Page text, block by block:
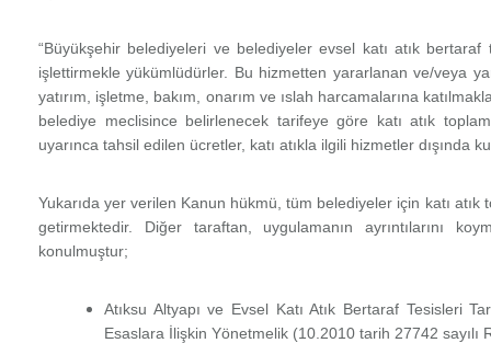
“Büyükşehir belediyeleri ve belediyeler evsel katı atık
işlettirmekle yükümlüdürler. Bu hizmetten yararlanan ve/veya
yatırım, işletme, bakım, onarım ve ıslah harcamalarına
belediye meclisince belirlenecek tarifeye göre katı atık
uyarınca tahsil edilen ücretler, katı atıkla ilgili hizmetler dışında
Yukarıda yer verilen Kanun hükmü, tüm belediyeler için katı
getirmektedir. Diğer taraftan, uygulamanın ayrıntılarını
konulmuştur;
Atıksu Altyapı ve Evsel Katı Atık Bertaraf Tesisleri
Esaslara İlişkin Yönetmelik (10.2010 tarih 27742 sayılı